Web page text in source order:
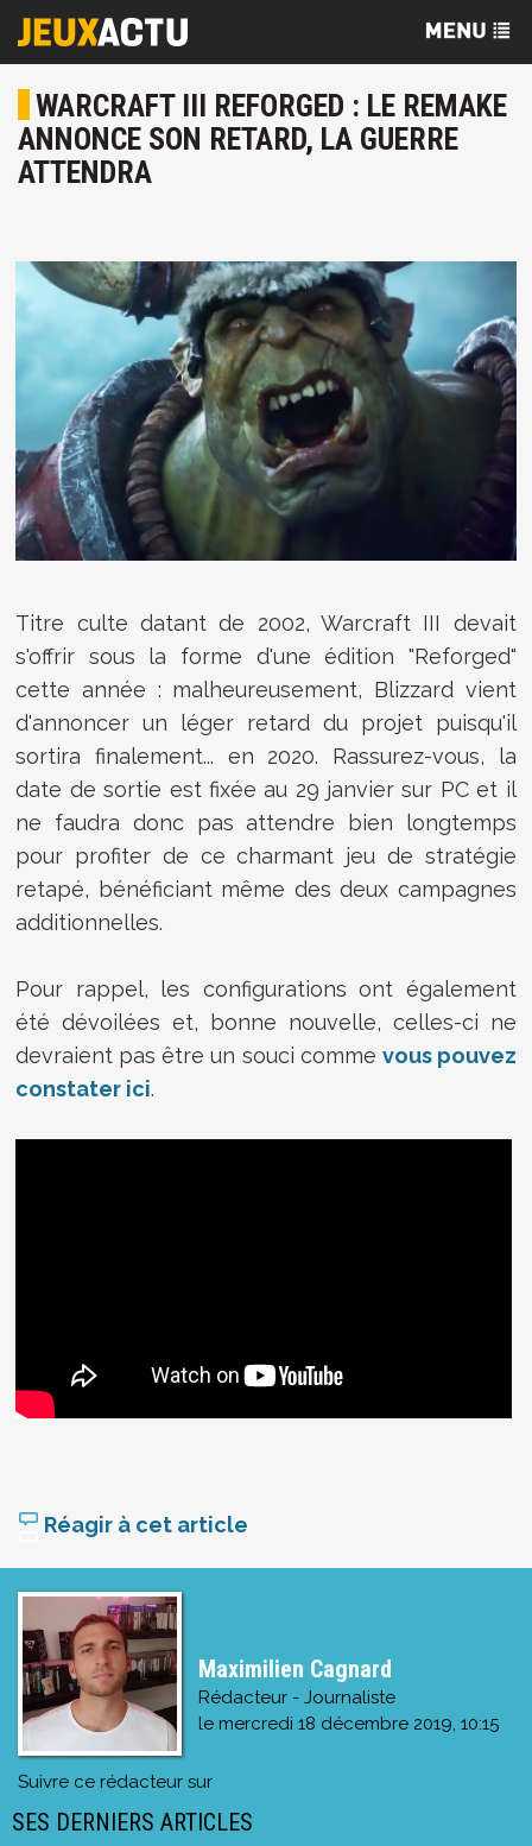
WARCRAFT III REFORGED : LE REMAKE
ANNONCE SON RETARD, LA GUERRE
ATTENDRA
Titre culte datant de 2002, Warcraft III devait
s'offrir sous la forme d'une édition "Reforged"
cette année : malheureusement, Blizzard vient
d'annoncer un léger retard du projet puisqu'il
sortira finalement... en 2020. Rassurez-vous, la
date de sortie est fixée au 29 janvier sur PC et il
ne faudra donc pas attendre bien longtemps
pour profiter de ce charmant jeu de stratégie
retapé, bénéficiant même des deux campagnes
additionnelles.
Pour rappel, les configurations ont également
été dévoilées et, bonne nouvelle, celles-ci ne
devraient pas être un souci comme vous pouvez
constater ici.
Réagir à cet article
Maximilien Cagnard
Rédacteur - Journaliste
le mercredi 18 décembre 2019, 10:15
Suivre ce rédacteur sur
SES DERNIERS ARTICLES